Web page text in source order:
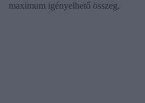
maximum igényelhető összeg.